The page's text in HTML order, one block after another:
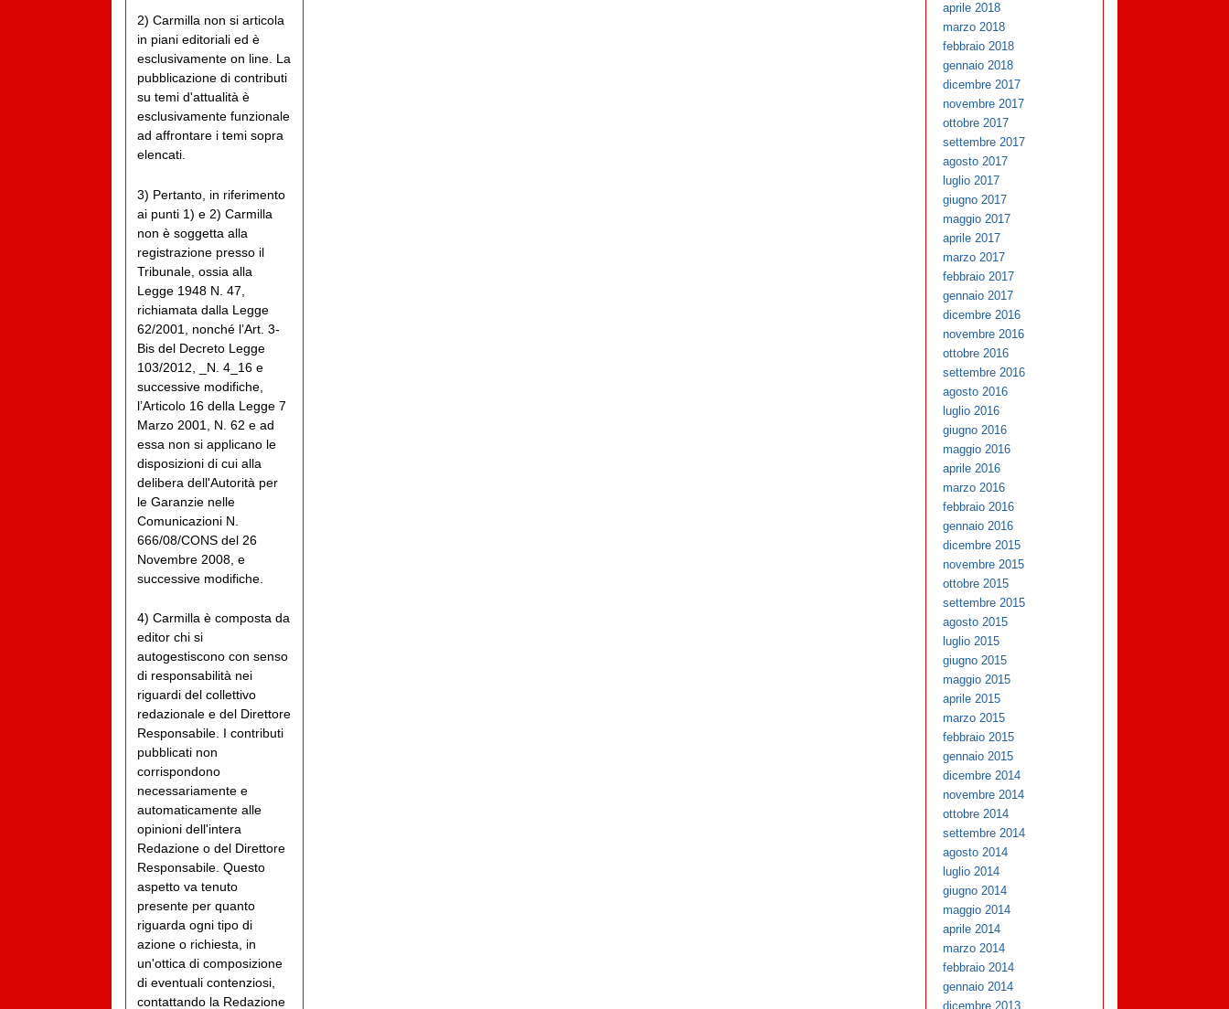
2) Carmilla non si articola
in piani editoriali ed è
esclusivamente on line. La
pubblicazione di contributi
su temi d'attualità è
esclusivamente funzionale
ad affrontare i temi sopra
elencati.
3) Pertanto, in riferimento
ai punti 1) e 2) Carmilla
non è soggetta alla
registrazione presso il
Tribunale, ossia alla
Legge 1948 N. 47,
richiamata dalla Legge
62/2001, nonché l’Art. 3-
Bis del Decreto Legge
103/2012, _N. 4_16 e
successive modifiche,
l’Articolo 16 della Legge 7
Marzo 2001, N. 62 e ad
essa non si applicano le
disposizioni di cui alla
delibera dell'Autorità per
le Garanzie nelle
Comunicazioni N.
666/08/CONS del 26
Novembre 2008, e
successive modifiche.
4) Carmilla è composta da
editor chi si
autogestiscono con senso
di responsabilità nei
riguardi del collettivo
redazionale e del Direttore
Responsabile. I contributi
pubblicati non
corrispondono
necessariamente e
automaticamente alle
opinioni dell'intera
Redazione o del Direttore
Responsabile. Questo
aspetto va tenuto
presente per quanto
riguarda ogni tipo di
azione o richiesta, in
un'ottica di composizione
di eventuali contenziosi,
contattando la Redazione
aprile 2018
marzo 2018
febbraio 2018
gennaio 2018
dicembre 2017
novembre 2017
ottobre 2017
settembre 2017
agosto 2017
luglio 2017
giugno 2017
maggio 2017
aprile 2017
marzo 2017
febbraio 2017
gennaio 2017
dicembre 2016
novembre 2016
ottobre 2016
settembre 2016
agosto 2016
luglio 2016
giugno 2016
maggio 2016
aprile 2016
marzo 2016
febbraio 2016
gennaio 2016
dicembre 2015
novembre 2015
ottobre 2015
settembre 2015
agosto 2015
luglio 2015
giugno 2015
maggio 2015
aprile 2015
marzo 2015
febbraio 2015
gennaio 2015
dicembre 2014
novembre 2014
ottobre 2014
settembre 2014
agosto 2014
luglio 2014
giugno 2014
maggio 2014
aprile 2014
marzo 2014
febbraio 2014
gennaio 2014
dicembre 2013